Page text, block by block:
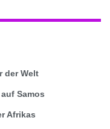
der Welt
Samos
Afrikas